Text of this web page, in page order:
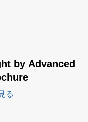
by Advanced
る